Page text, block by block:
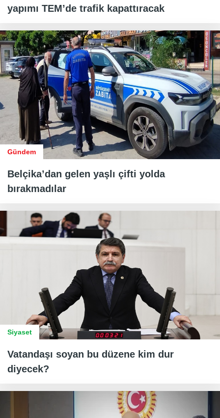
yapımı TEM’de trafik kapattıracak
Gündem
Belçika’dan gelen yaşlı çifti yolda
bırakmadılar
Siyaset
Vatandaşı soyan bu düzene kim dur
diyecek?